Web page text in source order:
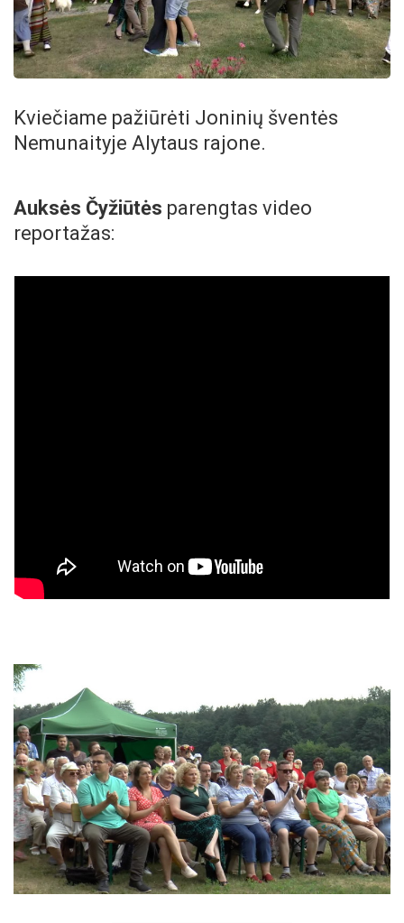
Kviečiame pažiūrėti Joninių šventės
Nemunaityje Alytaus rajone.
Auksės Čyžiūtės parengtas video
reportažas: